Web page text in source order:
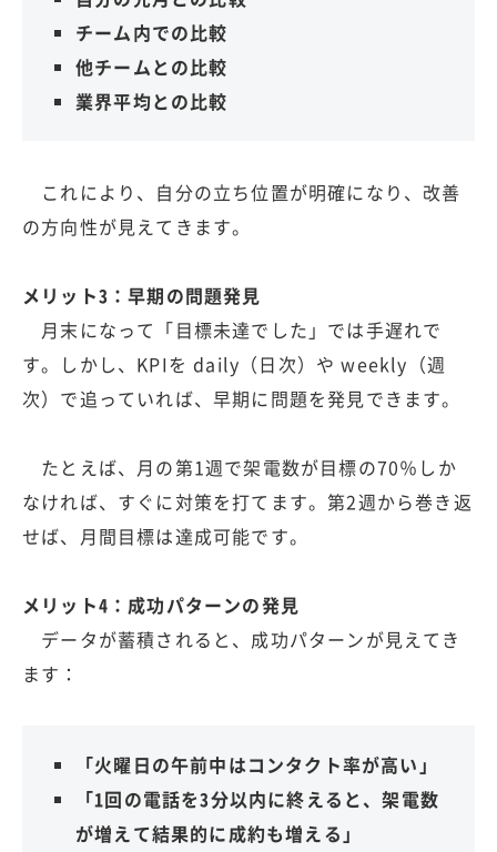
チーム内での比較
他チームとの比較
業界平均との比較
これにより、自分の立ち位置が明確になり、改善
の方向性が見えてきます。
メリット3：早期の問題発見
月末になって「目標未達でした」では手遅れで
す。しかし、KPIを daily（日次）や weekly（週
次）で追っていれば、早期に問題を発見できます。
たとえば、月の第1週で架電数が目標の70％しか
なければ、すぐに対策を打てます。第2週から巻き返
せば、月間目標は達成可能です。
メリット4：成功パターンの発見
データが蓄積されると、成功パターンが見えてき
ます：
「火曜日の午前中はコンタクト率が高い」
「1回の電話を3分以内に終えると、架電数
が増えて結果的に成約も増える」